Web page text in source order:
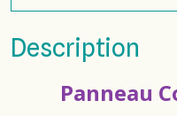
Description
Panneau